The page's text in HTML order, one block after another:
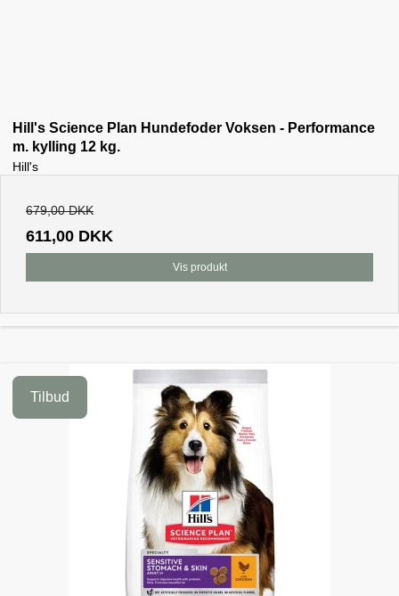
Hill's Science Plan Hundefoder Voksen - Performance
m. kylling 12 kg.
Hill's
679,00 DKK
611,00 DKK
Vis produkt
Tilbud